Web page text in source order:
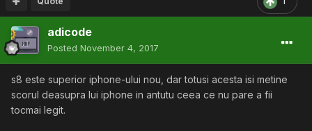
adicode
Posted November 4, 2017
s8 este superior iphone-ului nou, dar totusi acesta isi metine
scorul deasupra lui iphone in antutu ceea ce nu pare a fii
tocmai legit.